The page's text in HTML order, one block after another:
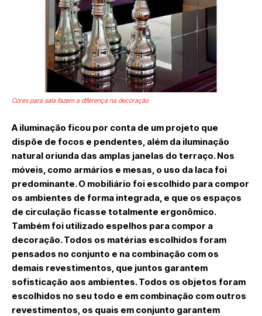
Cores para sala fazem a diferença na decoração
A iluminação ficou por conta de um projeto que
dispõe de focos e pendentes, além da iluminação
natural oriunda das amplas janelas do terraço. Nos
móveis, como armários e mesas, o uso da laca foi
predominante. O mobiliário foi escolhido para compor
os ambientes de forma integrada, e que os espaços
de circulação ficasse totalmente ergonômico.
Também foi utilizado espelhos para compor a
decoração. Todos os matérias escolhidos foram
pensados no conjunto e na combinação com os
demais revestimentos, que juntos garantem
sofisticação aos ambientes. Todos os objetos foram
escolhidos no seu todo e em combinação com outros
revestimentos, os quais em conjunto garantem